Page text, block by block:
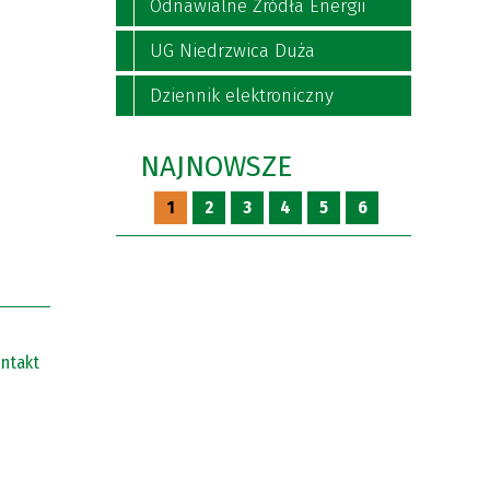
Odnawialne Źródła Energii
UG Niedrzwica Duża
Dziennik elektroniczny
NAJNOWSZE
1 2 3 4 5 6